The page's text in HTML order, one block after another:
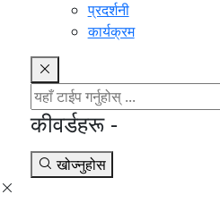
प्रदर्शनी
कार्यक्रम
कीवर्डहरू -
खोज्नुहोस